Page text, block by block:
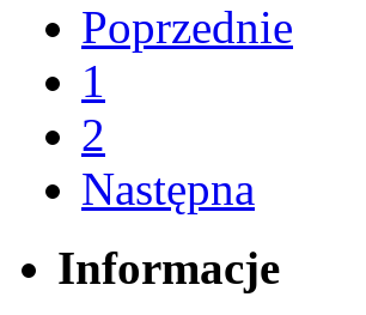
Poprzednie
1
2
Następna
Informacje